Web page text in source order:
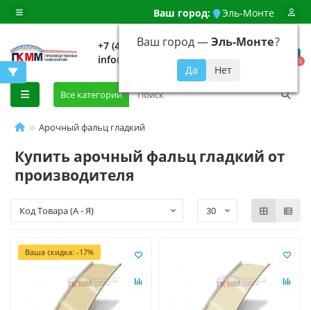
Ваш город: Эль-Монте
Ваш город —Эль-Монте?
+7 (499) 648-92-94
info@evroshtaketnikmoskva.ru
0
Все категории
Арочный фальц гладкий
Купить арочный фальц гладкий от
производителя
Ваша скидка: -17%